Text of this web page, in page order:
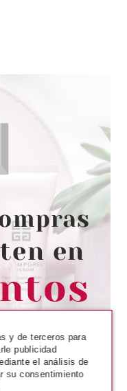
y de terceros para
publicidad
el análisis de
su consentimiento